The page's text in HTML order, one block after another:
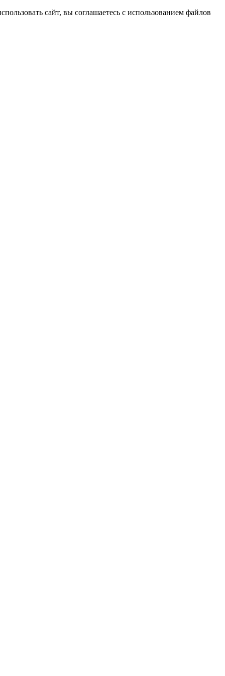
сайт, вы соглашаетесь с использованием файлов